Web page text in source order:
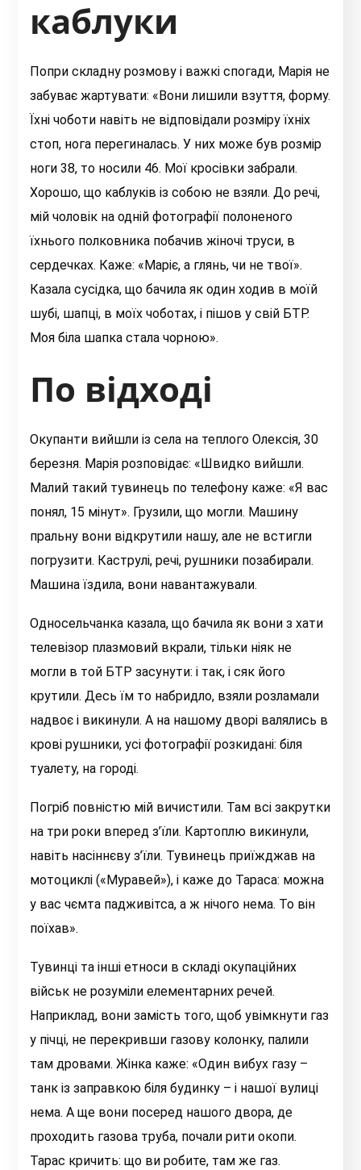
каблуки
Попри складну розмову і важкі спогади, Марія не
забуває жартувати: «Вони лишили взуття, форму.
Їхні чоботи навіть не відповідали розміру їхніх
стоп, нога перегиналась. У них може був розмір
ноги 38, то носили 46. Мої кросівки забрали.
Хорошо, що каблуків із собою не взяли. До речі,
мій чоловік на одній фотографії полоненого
їхнього полковника побачив жіночі труси, в
сердечках. Каже: «Маріє, а глянь, чи не твої».
Казала сусідка, що бачила як один ходив в моїй
шубі, шапці, в моїх чоботах, і пішов у свій БТР.
Моя біла шапка стала чорною».
По відході
Окупанти вийшли із села на теплого Олексія, 30
березня. Марія розповідає: «Швидко вийшли.
Малий такий тувинець по телефону каже: «Я вас
понял, 15 мінут». Грузили, що могли. Машину
пральну вони відкрутили нашу, але не встигли
погрузити. Каструлі, речі, рушники позабирали.
Машина їздила, вони навантажували.
Односельчанка казала, що бачила як вони з хати
телевізор плазмовий вкрали, тільки ніяк не
могли в той БТР засунути: і так, і сяк його
крутили. Десь їм то набридло, взяли розламали
надвоє і викинули. А на нашому дворі валялись в
крові рушники, усі фотографії розкидані: біля
туалету, на городі.
Погріб повністю мій вичистили. Там всі закрутки
на три роки вперед з’їли. Картоплю викинули,
навіть насіннєву з’їли. Тувинець приїжджав на
мотоциклі («Муравей»), і каже до Тараса: можна
у вас чємта падживітса, а ж нічого нема. То він
поїхав».
Тувинці та інші етноси в складі окупаційних
військ не розуміли елементарних речей.
Наприклад, вони замість того, щоб увімкнути газ
у пічці, не перекривши газову колонку, палили
там дровами. Жінка каже: «Один вибух газу –
танк із заправкою біля будинку – і нашої вулиці
нема. А ще вони посеред нашого двора, де
проходить газова труба, почали рити окопи.
Тарас кричить: що ви робите, там же газ.